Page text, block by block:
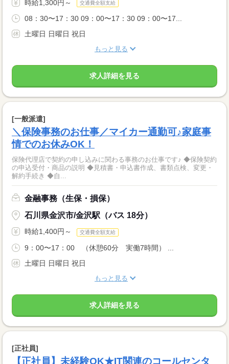
時給1,300円～ 交通費全額支給
08：30〜17：30 09：00〜17：30 09：00〜17...
土曜日 日曜日 祝日
もっと見る
求人詳細を見る
[一般派遣]
＼保険事務のお仕事／マイカー通勤可♪家庭事
情でのお休みOK！
保険代理店で契約の申し込みに関わる事務のお仕事です♪ ◆保険契約
の申込受付・商品の説明 ◆見積書・申込書作成、書類点検、変更・
解約手続き ◆自...
金融事務（生保・損保）
石川県金沢市/金沢駅（バス 18分）
時給1,400円～ 交通費全額支給
9：00〜17：00 （休憩60分 実働7時間） ...
土曜日 日曜日 祝日
もっと見る
求人詳細を見る
[正社員]
【正社員】未経験OK★IT関連のコールセンタ